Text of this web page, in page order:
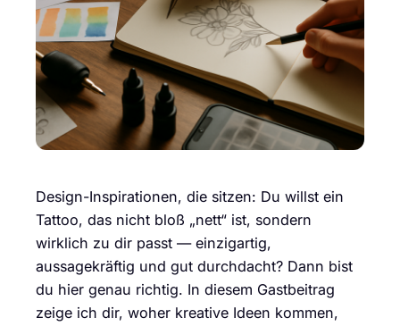
Design-Inspirationen, die sitzen: Du willst ein
Tattoo, das nicht bloß „nett“ ist, sondern
wirklich zu dir passt — einzigartig,
aussagekräftig und gut durchdacht? Dann bist
du hier genau richtig. In diesem Gastbeitrag
zeige ich dir, woher kreative Ideen kommen,